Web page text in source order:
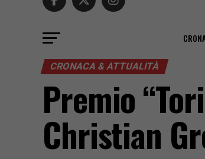
CRONACA & ATTUALITÀ
Premio
Christian